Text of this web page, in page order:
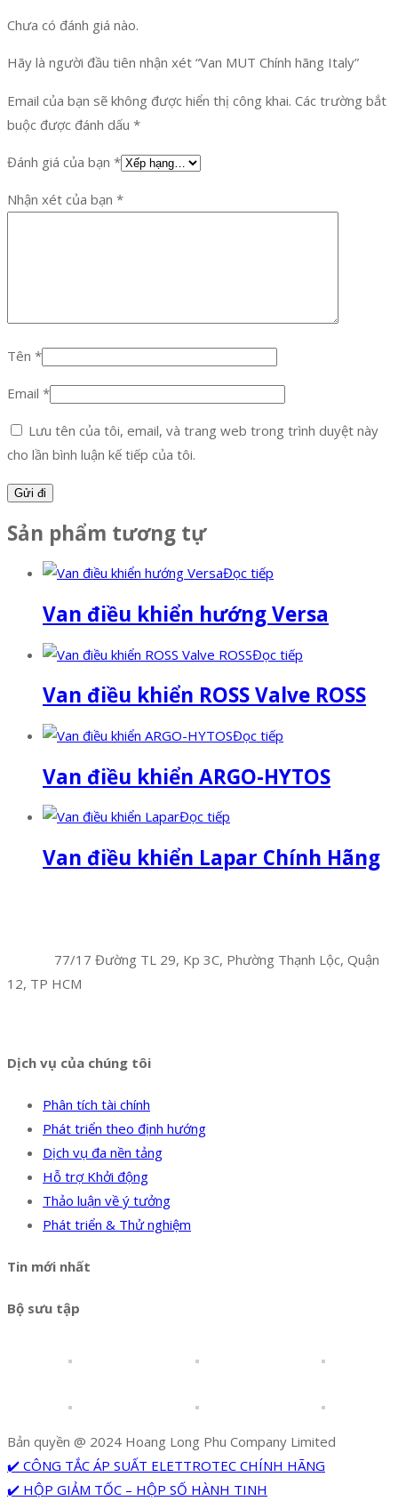
Chưa có đánh giá nào.
Hãy là người đầu tiên nhận xét “Van MUT Chính hãng Italy”
Email của bạn sẽ không được hiển thị công khai. Các trường bắt
buộc được đánh dấu *
Đánh giá của bạn *
Nhận xét của bạn *
Tên *
Email *
Lưu tên của tôi, email, và trang web trong trình duyệt này
cho lần bình luận kế tiếp của tôi.
Sản phẩm tương tự
Đọc tiếp
Van điều khiển hướng Versa
Đọc tiếp
Van điều khiển ROSS Valve ROSS
Đọc tiếp
Van điều khiển ARGO-HYTOS
Đọc tiếp
Van điều khiển Lapar Chính Hãng
77/17 Đường TL 29, Kp 3C, Phường Thạnh Lộc, Quận
12, TP HCM
Dịch vụ của chúng tôi
Phân tích tài chính
Phát triển theo định hướng
Dịch vụ đa nền tảng
Hỗ trợ Khởi động
Thảo luận về ý tưởng
Phát triển & Thử nghiệm
Tin mới nhất
Bộ sưu tập
Bản quyền @ 2024 Hoang Long Phu Company Limited
✔️ CÔNG TẮC ÁP SUẤT ELETTROTEC CHÍNH HÃNG
✔️ HỘP GIẢM TỐC – HỘP SỐ HÀNH TINH